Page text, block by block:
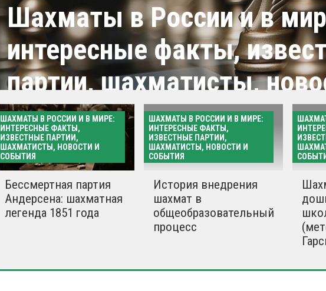
Шахматы в России и в
интересные факты,
партии, шахматисты,
события
ШАХМАТЫ В РОССИИ И В МИРЕ:
ИНТЕРЕСНЫЕ ФАКТЫ,
ИЗВЕСТНЫЕ ПАРТИИ,
ШАХМАТИСТЫ, НОВОСТИ И
СОБЫТИЯ
Бессмертная партия
Андерсена: шахматная
легенда 1851 года
ШАХМАТЫ В РОССИИ И В МИРЕ:
ИНТЕРЕСНЫЕ ФАКТЫ,
ИЗВЕСТНЫЕ ПАРТИИ,
ШАХМАТИСТЫ, НОВОСТИ И
СОБЫТИЯ
История внедрения
шахмат в
общеобразовательный
процесс